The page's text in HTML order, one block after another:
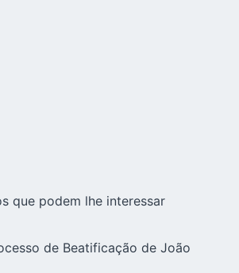
que podem lhe interessar
de Beatificação de João